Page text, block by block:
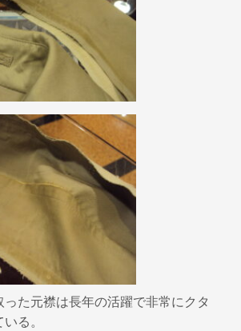
た元襟は長年の活躍で非常にクタ
る。